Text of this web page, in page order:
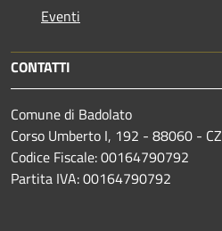
Eventi
CONTATTI
Comune di Badolato
Corso Umberto I, 192 - 88060 - CZ
Codice Fiscale: 00164790792
Partita IVA: 00164790792